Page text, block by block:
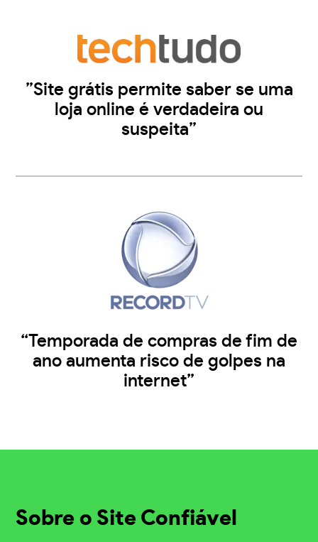
”Site grátis permite saber se uma
loja online é verdadeira ou
suspeita”
“Temporada de compras de fim de
ano aumenta risco de golpes na
internet”
Sobre o Site Confiável